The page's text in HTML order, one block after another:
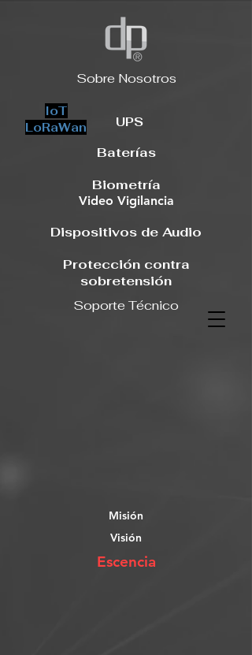
Sobre Nosotros
IoT
LoRaWan
UPS
Baterías
Biometría
Video Vigilancia
Dispositivos de Audio
Protección contra
sobretensión
Soporte Técnico
Misión
Visión
Escencia